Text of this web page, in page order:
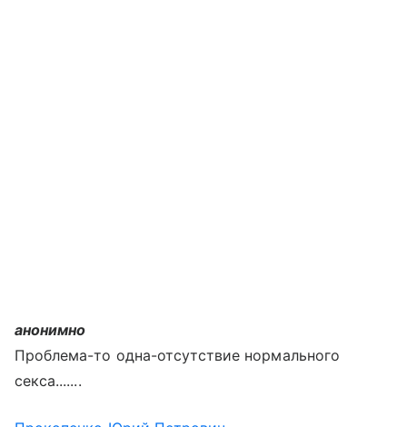
анонимно
Проблема-то одна-отсутствие нормального
секса.......